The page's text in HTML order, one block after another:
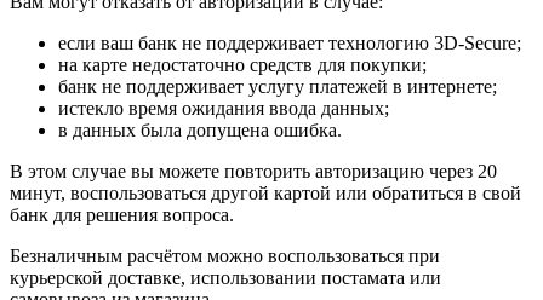
если ваш банк не поддерживает технологию 3D-Secure;
на карте недостаточно средств для покупки;
банк не поддерживает услугу платежей в интернете;
истекло время ожидания ввода данных;
в данных была допущена ошибка.
В этом случае вы можете повторить авторизацию через 20
минут, воспользоваться другой картой или обратиться в свой
банк для решения вопроса.
Безналичным расчётом можно воспользоваться при
курьерской доставке, использовании постамата или